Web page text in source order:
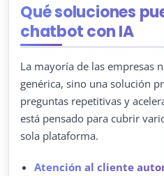
Qué soluciones
chatbot con IA
La mayoría de las empresas
genérica, sino una solución
preguntas repetitivas y
está pensado para cubrir
sola plataforma.
Atención al cliente